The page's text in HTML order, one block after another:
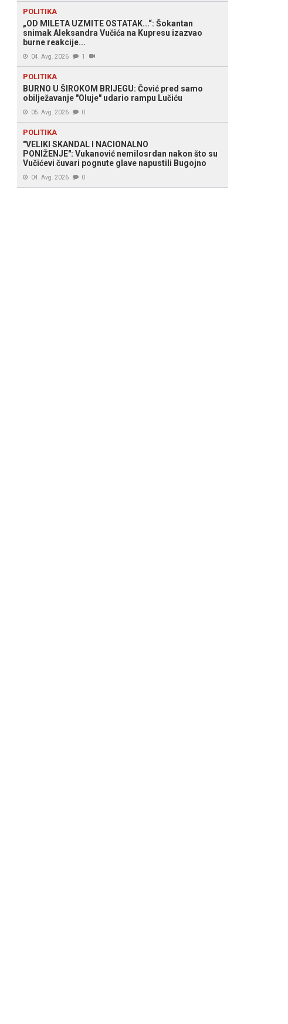
IlustracijaPOLITIKA
„OD MILETA UZMITE OSTATAK...“: Šokantan
snimak Aleksandra Vučića na Kupresu izazvao
burne reakcije...
04. Avg. 2026 1
POLITIKA
BURNO U ŠIROKOM BRIJEGU: Čović pred samo
obilježavanje "Oluje" udario rampu Lučiću
05. Avg. 2026 0
POLITIKA
"VELIKI SKANDAL I NACIONALNO
PONIŽENJE": Vukanović nemilosrdan nakon što su
Vučićevi čuvari pognute glave napustili Bugojno
04. Avg. 2026 0